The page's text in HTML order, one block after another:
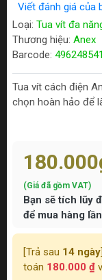
Viết đánh giá của
Loại: Tua vít đa
Thương hiệu: Anex
Barcode:
Tua vít cách điện
chọn hoàn hảo để
(Giá đã gồm VAT)
Bạn sẽ tích lũy
để mua hàng
[Trả sau 14 ngày
toán 180.000 ₫